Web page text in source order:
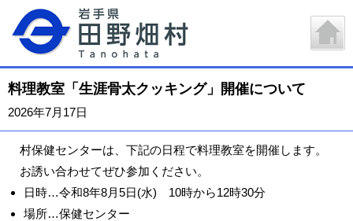
料理教室「生涯骨太クッキング」開催について
2026年7月17日
村保健センターは、下記の日程で料理教室を開催します。
お誘い合わせてぜひ参加ください。
日時…令和8年8月5日(水) 10時から12時30分
場所…保健センター